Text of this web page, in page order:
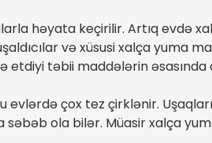
həyata keçirilir. Artıq evdə
və xüsusi xalça yuma
təbii maddələrin əsasında
evlərdə çox tez çirklənir.
səbəb ola bilər. Müasir xalça